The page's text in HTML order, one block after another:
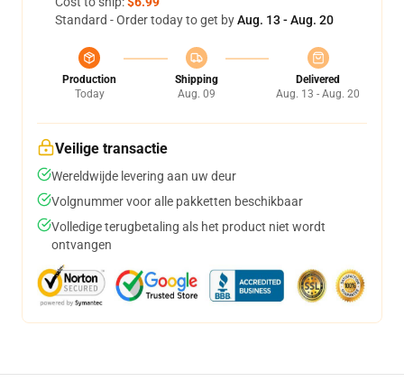
Standard - Order today to get byAug. 13 - Aug. 20
Production
Today
Shipping
Aug. 09
Delivered
Aug. 13 - Aug. 20
Veilige transactie
Wereldwijde levering aan uw deur
Volgnummer voor alle pakketten beschikbaar
Volledige terugbetaling als het product niet wordt
ontvangen